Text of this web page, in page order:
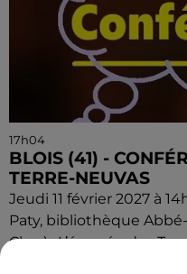
17h04
BLOIS (41) -
TERRE-NEUVAS
Jeudi 11 février 2027 à
Paty, bibliothèque
Cher) : L’épopée des